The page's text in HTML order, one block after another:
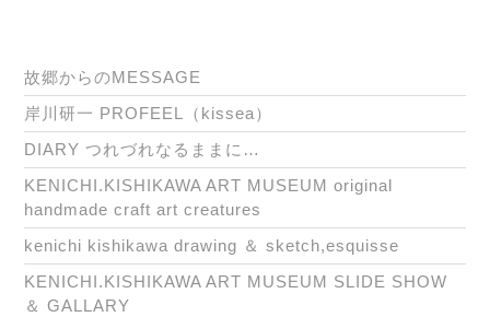
故郷からのMESSAGE
岸川研一 PROFEEL（kissea）
DIARY つれづれなるままに…
KENICHI.KISHIKAWA ART MUSEUM original
handmade craft art creatures
kenichi kishikawa drawing ＆ sketch,esquisse
KENICHI.KISHIKAWA ART MUSEUM SLIDE SHOW
＆ GALLARY